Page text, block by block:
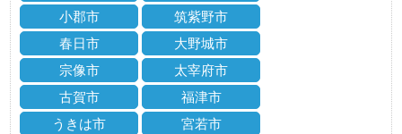
小郡市
筑紫野市
春日市
大野城市
宗像市
太宰府市
古賀市
福津市
うきは市
宮若市